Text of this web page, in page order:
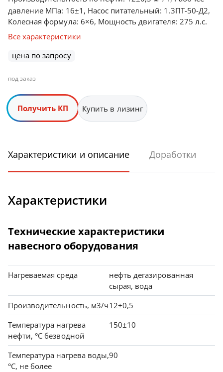
давление МПа: 16±1, Насос питательный: 1.3ПТ-50-Д2,
Колесная формула: 6×6, Мощность двигателя: 275 л.с.
Все характеристики
цена по запросу
под заказ
Получить КП Купить в лизинг
Характеристики и описание Доработки
Характеристики
Технические характеристики
навесного оборудования
Нагреваемая среда
нефть дегазированная
сырая, вода
Производительность, м3/ч12±0,5
Температура нагрева
нефти, °С безводной
150±10
Температура нагрева воды,
°С, не более
90